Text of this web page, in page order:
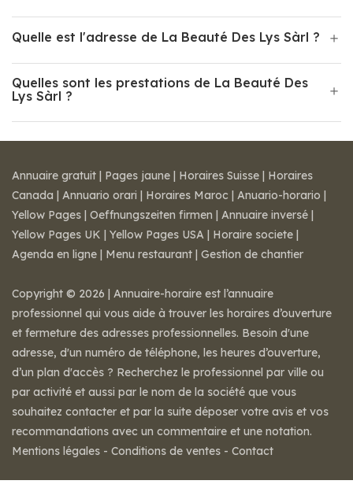
Quelle est l'adresse de La Beauté Des Lys Sàrl ?
Quelles sont les prestations de La Beauté Des
Lys Sàrl ?
Annuaire gratuit | Pages jaune | Horaires Suisse | Horaires
Canada | Annuario orari | Horaires Maroc | Anuario-horario |
Yellow Pages | Oeffnungszeiten firmen | Annuaire inversé |
Yellow Pages UK | Yellow Pages USA | Horaire societe |
Agenda en ligne | Menu restaurant | Gestion de chantier
Copyright © 2026 | Annuaire-horaire est l’annuaire
professionnel qui vous aide à trouver les horaires d’ouverture
et fermeture des adresses professionnelles. Besoin d'une
adresse, d'un numéro de téléphone, les heures d’ouverture,
d’un plan d'accès ? Recherchez le professionnel par ville ou
par activité et aussi par le nom de la société que vous
souhaitez contacter et par la suite déposer votre avis et vos
recommandations avec un commentaire et une notation.
Mentions légales - Conditions de ventes - Contact